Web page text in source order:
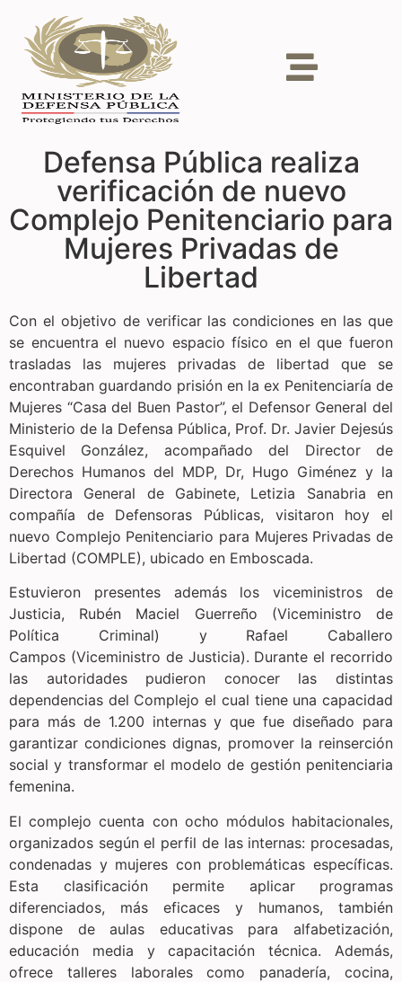
Defensa Pública realiza
verificación de nuevo
Complejo Penitenciario para
Mujeres Privadas de
Libertad
Con el objetivo de verificar las condiciones en las que
se encuentra el nuevo espacio físico en el que fueron
trasladas las mujeres privadas de libertad que se
encontraban guardando prisión en la ex Penitenciaría de
Mujeres “Casa del Buen Pastor”, el Defensor General del
Ministerio de la Defensa Pública, Prof. Dr. Javier Dejesús
Esquivel González, acompañado del Director de
Derechos Humanos del MDP, Dr, Hugo Giménez y la
Directora General de Gabinete, Letizia Sanabria en
compañía de Defensoras Públicas, visitaron hoy el
nuevo Complejo Penitenciario para Mujeres Privadas de
Libertad (COMPLE), ubicado en Emboscada.
Estuvieron presentes además los viceministros de
Justicia, Rubén Maciel Guerreño (Viceministro de
Política Criminal) y Rafael Caballero
Campos (Viceministro de Justicia). Durante el recorrido
las autoridades pudieron conocer las distintas
dependencias del Complejo el cual tiene una capacidad
para más de 1.200 internas y que fue diseñado para
garantizar condiciones dignas, promover la reinserción
social y transformar el modelo de gestión penitenciaria
femenina.
El complejo cuenta con ocho módulos habitacionales,
organizados según el perfil de las internas: procesadas,
condenadas y mujeres con problemáticas específicas.
Esta clasificación permite aplicar programas
diferenciados, más eficaces y humanos, también
dispone de aulas educativas para alfabetización,
educación media y capacitación técnica. Además,
ofrece talleres laborales como panadería, cocina,